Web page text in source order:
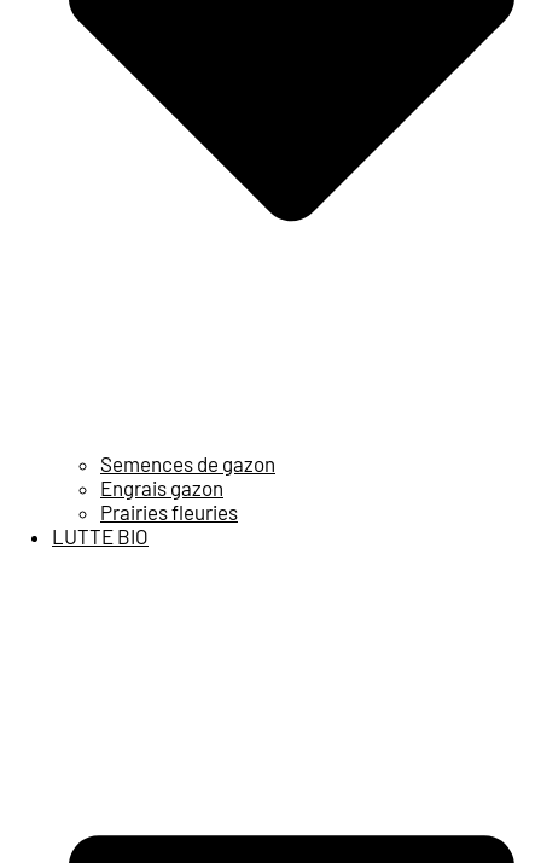
Semences de gazon
Engrais gazon
Prairies fleuries
LUTTE BIO